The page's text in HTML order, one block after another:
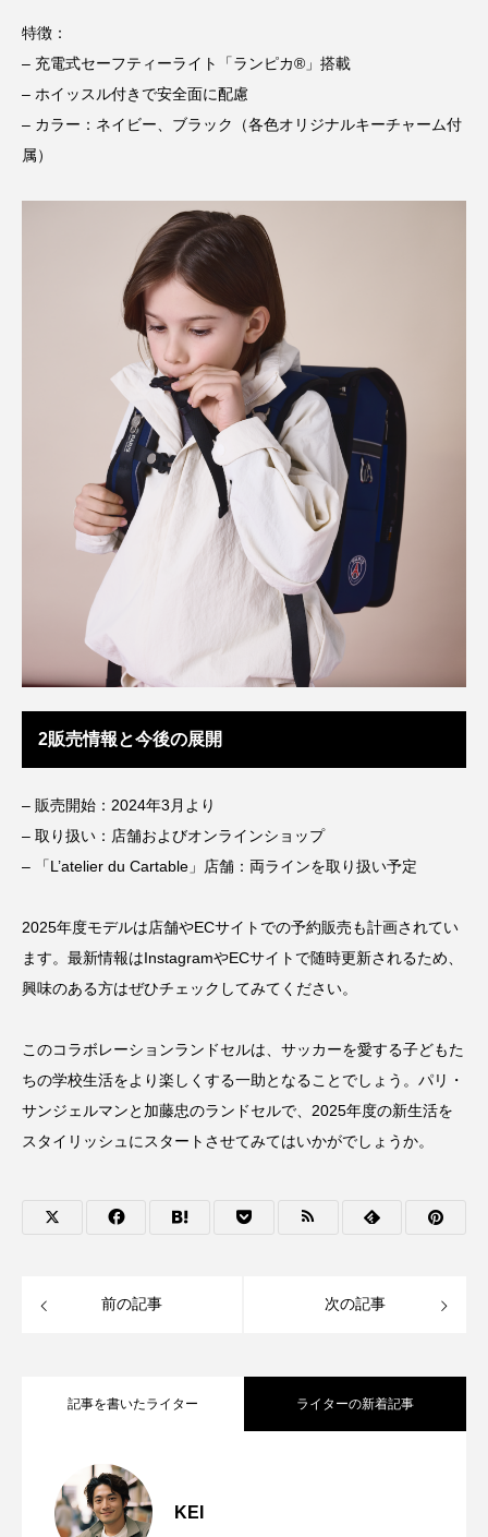
特徴：
– 充電式セーフティーライト「ランピカ®」搭載
– ホイッスル付きで安全面に配慮
– カラー：ネイビー、ブラック（各色オリジナルキーチャーム付
属）
2販売情報と今後の展開
– 販売開始：2024年3月より
– 取り扱い：店舗およびオンラインショップ
– 「L’atelier du Cartable」店舗：両ラインを取り扱い予定
2025年度モデルは店舗やECサイトでの予約販売も計画されてい
ます。最新情報はInstagramやECサイトで随時更新されるため、
興味のある方はぜひチェックしてみてください。
このコラボレーションランドセルは、サッカーを愛する子どもた
ちの学校生活をより楽しくする一助となることでしょう。パリ・
サンジェルマンと加藤忠のランドセルで、2025年度の新生活を
スタイリッシュにスタートさせてみてはいかがでしょうか。
前の記事 次の記事
記事を書いたライター ライターの新着記事
KEI
2025.11.07
始